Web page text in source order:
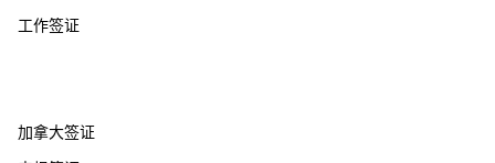
工作签证
加拿大签证